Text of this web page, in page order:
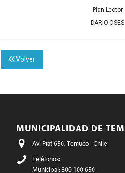
Plan Lector
DARIO OSES
Volver
MUNICIPALIDAD DE
Av. Prat 650, Temuco - Chile
Teléfonos:
Municipal: 800 100 650